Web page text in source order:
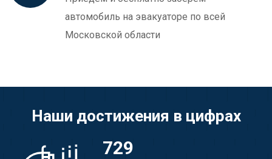
автомобиль на эвакуаторе по всей
Московской области
Наши достижения в цифрах
729